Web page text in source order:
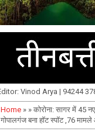
Vinod Arya | 94244
Home » » कोरोना: सागर में 45
गोपालगंज बना हॉट स्पॉट ,76